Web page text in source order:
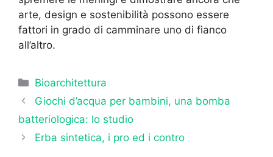
arte, design e sostenibilità possono essere
fattori in grado di camminare uno di fianco
all’altro.
Categorie
Bioarchitettura
Giochi d’acqua per bambini, una bomba
batteriologica: lo studio
Erba sintetica, i pro ed i contro